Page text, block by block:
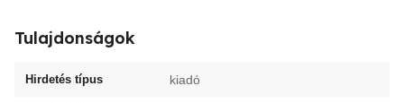
Tulajdonságok
Hirdetés típus kiadó